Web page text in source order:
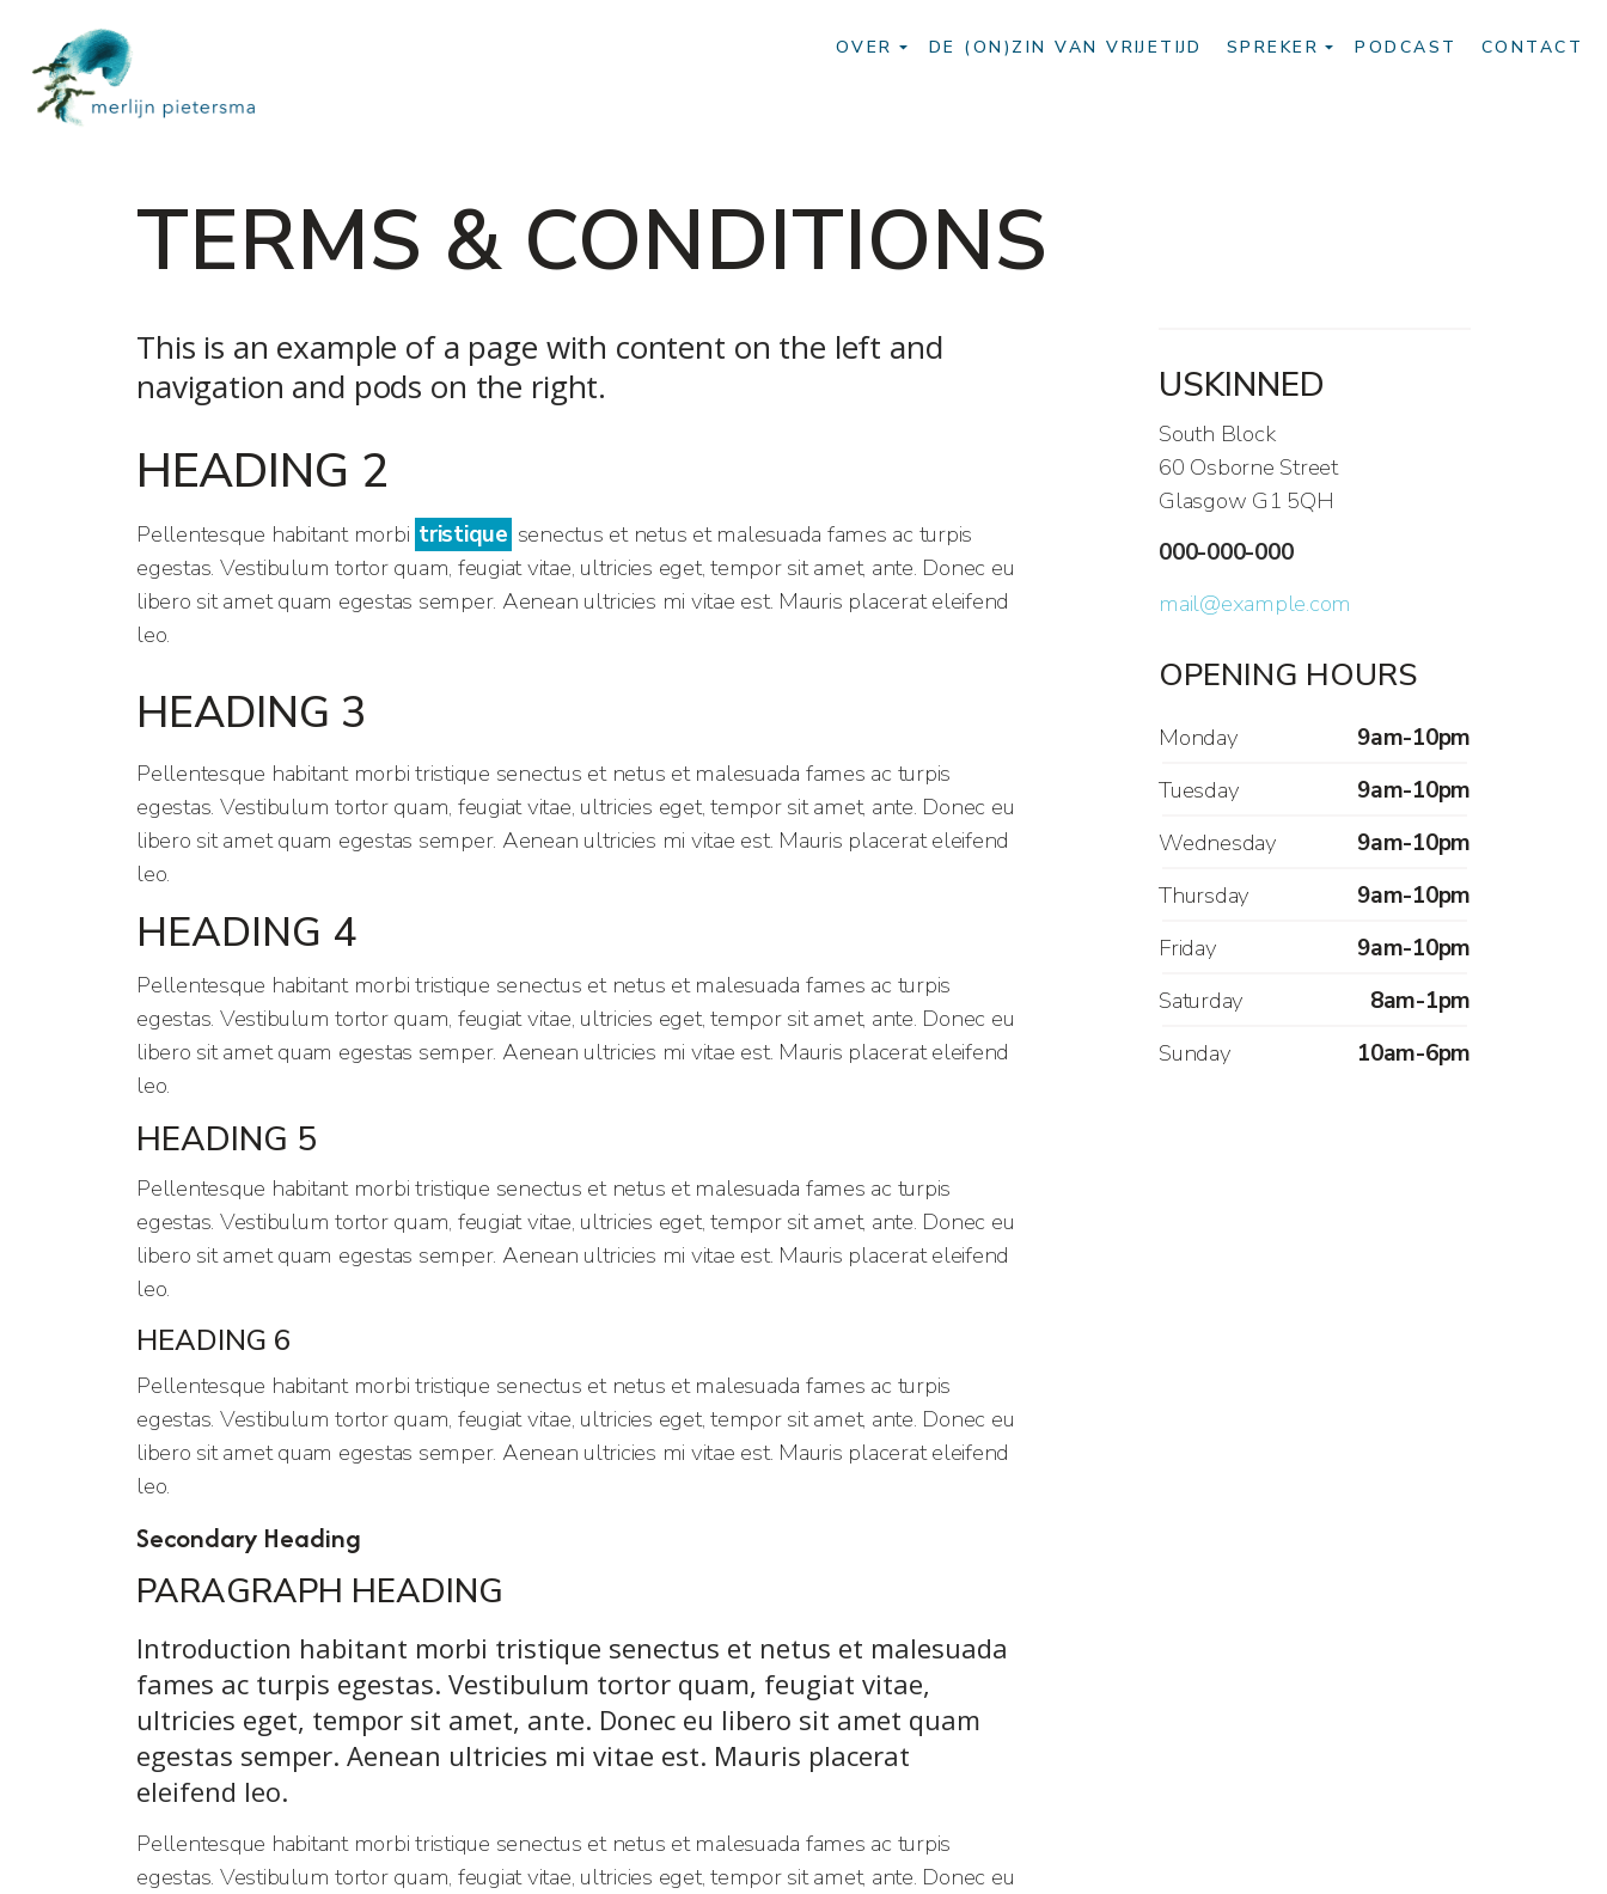
OVER DE (ON)ZIN VAN VRIJETIJD SPREKER PODCAST CONTACT
TERMS & CONDITIONS
This is an example of a page with content on the left and
navigation and pods on the right.
HEADING 2
Pellentesque habitant morbi tristique senectus et netus et malesuada fames ac turpis
egestas. Vestibulum tortor quam, feugiat vitae, ultricies eget, tempor sit amet, ante. Donec eu
libero sit amet quam egestas semper. Aenean ultricies mi vitae est. Mauris placerat eleifend
leo.
HEADING 3
Pellentesque habitant morbi tristique senectus et netus et malesuada fames ac turpis
egestas. Vestibulum tortor quam, feugiat vitae, ultricies eget, tempor sit amet, ante. Donec eu
libero sit amet quam egestas semper. Aenean ultricies mi vitae est. Mauris placerat eleifend
leo.
HEADING 4
Pellentesque habitant morbi tristique senectus et netus et malesuada fames ac turpis
egestas. Vestibulum tortor quam, feugiat vitae, ultricies eget, tempor sit amet, ante. Donec eu
libero sit amet quam egestas semper. Aenean ultricies mi vitae est. Mauris placerat eleifend
leo.
HEADING 5
Pellentesque habitant morbi tristique senectus et netus et malesuada fames ac turpis
egestas. Vestibulum tortor quam, feugiat vitae, ultricies eget, tempor sit amet, ante. Donec eu
libero sit amet quam egestas semper. Aenean ultricies mi vitae est. Mauris placerat eleifend
leo.
HEADING 6
Pellentesque habitant morbi tristique senectus et netus et malesuada fames ac turpis
egestas. Vestibulum tortor quam, feugiat vitae, ultricies eget, tempor sit amet, ante. Donec eu
libero sit amet quam egestas semper. Aenean ultricies mi vitae est. Mauris placerat eleifend
leo.
Secondary Heading
PARAGRAPH HEADING
Introduction habitant morbi tristique senectus et netus et malesuada
fames ac turpis egestas. Vestibulum tortor quam, feugiat vitae,
ultricies eget, tempor sit amet, ante. Donec eu libero sit amet quam
egestas semper. Aenean ultricies mi vitae est. Mauris placerat
eleifend leo.
Pellentesque habitant morbi tristique senectus et netus et malesuada fames ac turpis
egestas. Vestibulum tortor quam, feugiat vitae, ultricies eget, tempor sit amet, ante. Donec eu
USKINNED
South Block
60 Osborne Street
Glasgow G1 5QH
000-000-000
mail@example.com
OPENING HOURS
Monday
9am-10pm
Tuesday
9am-10pm
Wednesday
9am-10pm
Thursday
9am-10pm
Friday
9am-10pm
Saturday
8am-1pm
Sunday
10am-6pm